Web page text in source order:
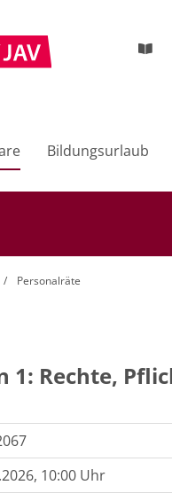
Bildungsurlaub
Personalräte
1: Rechte,
10:00 Uhr